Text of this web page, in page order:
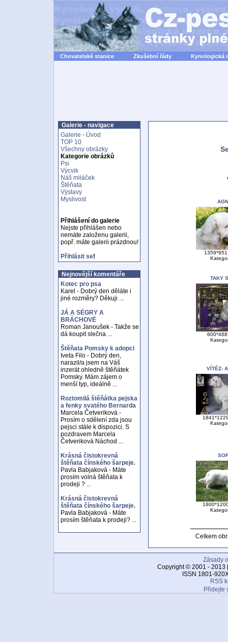
Chovatelské stanice Zkušební řády Kynologická
Galerie - navigace
Galerie - Úvod
TOP 10
Všechny obrázky
Kategorie obrázků
Psi
Výcvik
Náš miláček
Štěňata
Výstavy
Myslivost
Přihlášení do galerie
Nejste přihlášen nebo
nemáte založenu galerii,
popř. máte galerii prázdnou!
Přihlásit se!
Nejnovější komentáře
Kotec pro psa
Karel - Dobrý den děláte i
jiné rozměry? Děkuji ...
JÁ A SÉGRY A
BRÁCHOVÉ
Roman Janoušek - Takže se
dá koupit slečna ...
Štěňata Pomsky k adopci
Iveta Filo - Dobrý den,
narazil/a jsem na Váš
inzerát ohledně štěňátek
Pomsky. Mám zájem o
menší typ, ideálně ...
Roztomilá štěňátka pejska
a fenky svatého Bernarda
Marcela Četveriková -
Prosím o sdělení zda jsou
pejsci stále k dispozici. S
pozdravem Marcela
Četveriková Náchod ...
Krásná čistokrevná
štěňata čínského šarpeje.
Pavla Babjaková - Máte
prosím volná štěňata k
prodeji ? ...
Krásná čistokrevná
štěňata čínského šarpeje.
Pavla Babjaková - Máte
prosím štěňata k prodeji? ...
TAKY
VÍTĚZ-
Celkem
Zásady
Copyright © 2001 - 2013
ISSN 1801-
RSS
Přidejte